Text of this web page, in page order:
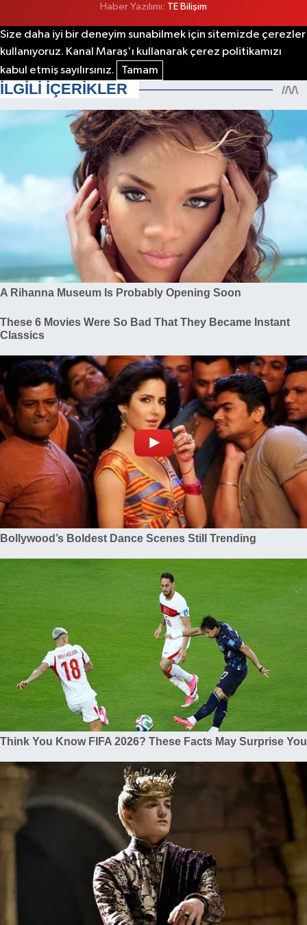
Haber Yazılımı: TE Bilişim
Size daha iyi bir deneyim sunabilmek için sitemizde çerezler
kullanıyoruz. Kanal Maraş'ı kullanarak çerez politikamızı
kabul etmiş sayılırsınız.
Tamam